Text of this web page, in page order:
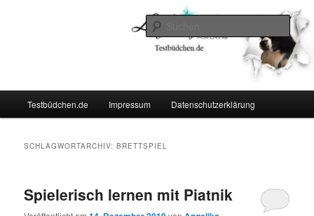
Testbüdchen.de Impressum Datenschutzerklärung
SCHLAGWORTARCHIV:BRETTSPIEL
Spielerisch lernen mit Piatnik